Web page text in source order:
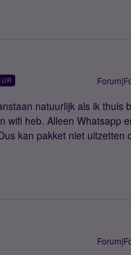
natuurlijk als ik thuis
wifi heb. Alleen Whatsapp
kan pakket niet uitzetten